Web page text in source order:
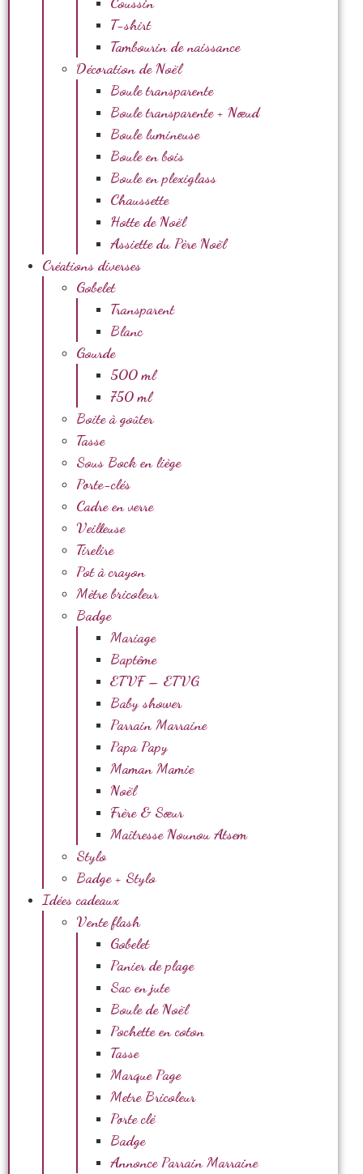
T-shirt
Tambourin de naissance
Décoration de Noël
Boule transparente
Boule transparente + Nœud
Boule lumineuse
Boule en bois
Boule en plexiglass
Chaussette
Hotte de Noël
Assiette du Père Noël
Créations diverses
Gobelet
Transparent
Blanc
Gourde
500 ml
750 ml
Boite à goûter
Tasse
Sous Bock en liège
Porte-clés
Cadre en verre
Veilleuse
Tirelire
Pot à crayon
Mètre bricoleur
Badge
Mariage
Baptême
ETVF – ETVG
Baby shower
Parrain Marraine
Papa Papy
Maman Mamie
Noël
Frère & Sœur
Maîtresse Nounou Atsem
Stylo
Badge + Stylo
Idées cadeaux
Vente flash
Gobelet
Panier de plage
Sac en jute
Boule de Noël
Pochette en coton
Tasse
Marque Page
Metre Bricoleur
Porte clé
Badge
Annonce Parrain Marraine